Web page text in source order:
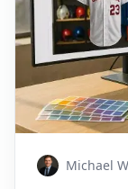
Michael